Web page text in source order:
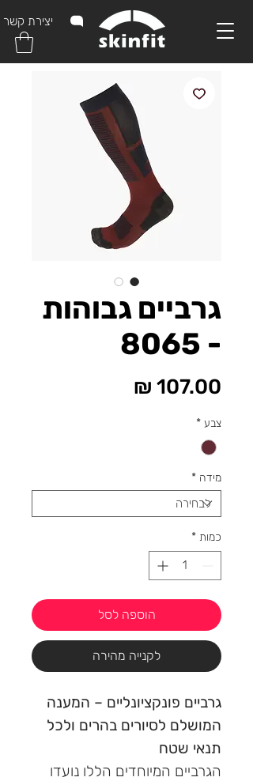
יצירת קשר
גרביים גבוהות
- 8065
צבע *
מידה *
כמות *
הוספה לסל
לקנייה מהירה
גרביים פונקציונליים – המענה
המושלם לסיורים בהרים ולכל
תנאי שטח
הגרביים המיוחדים הללו נועדו